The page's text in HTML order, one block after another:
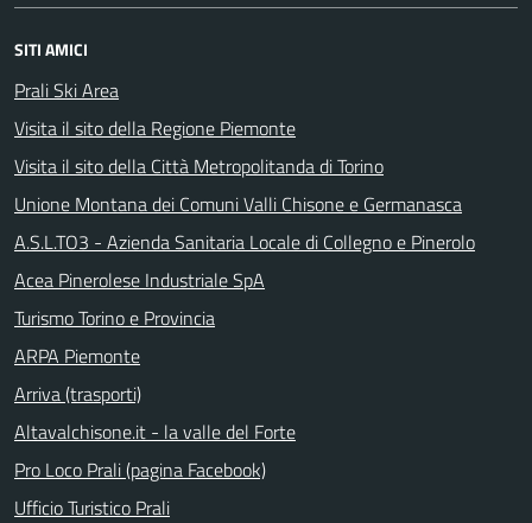
SITI AMICI
Prali Ski Area
Visita il sito della Regione Piemonte
Visita il sito della Città Metropolitanda di Torino
Unione Montana dei Comuni Valli Chisone e Germanasca
A.S.L.TO3 - Azienda Sanitaria Locale di Collegno e Pinerolo
Acea Pinerolese Industriale SpA
Turismo Torino e Provincia
ARPA Piemonte
Arriva (trasporti)
Altavalchisone.it - la valle del Forte
Pro Loco Prali (pagina Facebook)
Ufficio Turistico Prali